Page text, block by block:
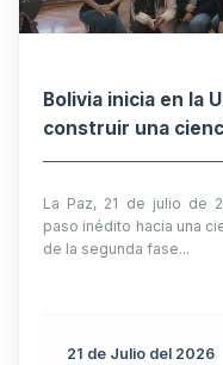
Bolivia inicia en la
construir una
La Paz, 21 de julio de
paso inédito hacia una
de la segunda fase...
21 de Julio del 2026